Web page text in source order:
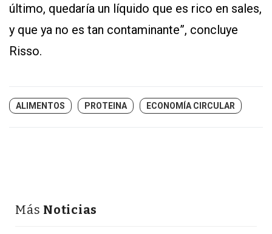
último, quedaría un líquido que es rico en sales,
y que ya no es tan contaminante”, concluye
Risso.
ALIMENTOS PROTEINA ECONOMÍA CIRCULAR
Más Noticias